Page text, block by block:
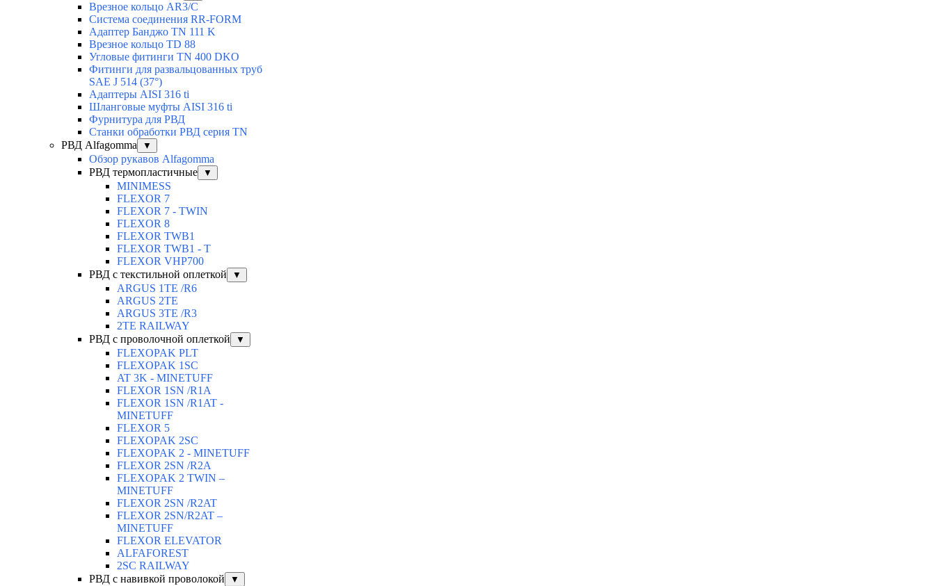
Врезное кольцо AR3/C
Система соединения RR-FORM
Адаптер Банджо TN 111 K
Врезное кольцо TD 88
Угловые фитинги TN 400 DKO
Фитинги для развальцованных труб
SAE J 514 (37°)
Адаптеры AISI 316 ti
Шланговые муфты AISI 316 ti
Фурнитура для РВД
Станки обработки РВД серия TN
РВД Alfagomma
▼
Обзор рукавов Alfagomma
РВД термопластичные
▼
MINIMESS
FLEXOR 7
FLEXOR 7 - TWIN
FLEXOR 8
FLEXOR TWB1
FLEXOR TWB1 - T
FLEXOR VHP700
РВД с текстильной оплеткой
▼
ARGUS 1TE /R6
ARGUS 2TЕ
ARGUS 3TE /R3
2TE RAILWAY
РВД с проволочной оплеткой
▼
FLEXOPAK PLT
FLEXOPAK 1SС
AT 3K - MINETUFF
FLEXOR 1SN /R1A
FLEXOR 1SN /R1AT -
MINETUFF
FLEXOR 5
FLEXOPAK 2SС
FLEXOPAK 2 - MINETUFF
FLEXOR 2SN /R2A
FLEXOPAK 2 TWIN –
MINETUFF
FLEXOR 2SN /R2AT
FLEXOR 2SN/R2AT –
MINETUFF
FLEXOR ELEVATOR
ALFAFOREST
2SC RAILWAY
РВД с навивкой проволокой
▼